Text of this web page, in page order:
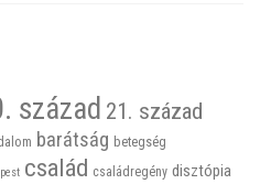
század 21. század
barátság betegség
család családregény disztópia